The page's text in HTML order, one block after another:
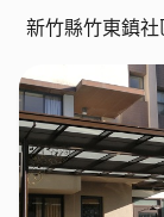
新竹縣竹東鎮社